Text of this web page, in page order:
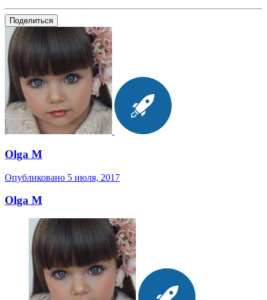
Поделиться
Olga M
Опубликовано 5 июля, 2017
Olga M